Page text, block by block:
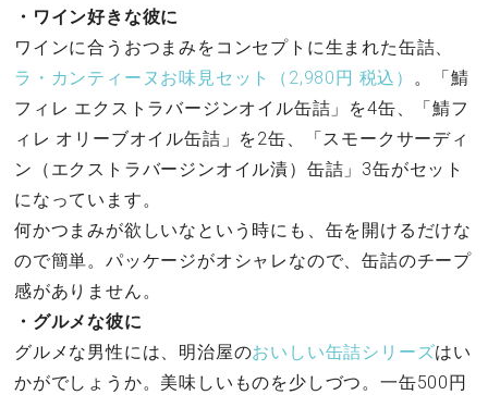
・ワイン好きな彼に
ワインに合うおつまみをコンセプトに生まれた缶詰、
ラ・カンティーヌお味見セット（2,980円 税込） 。「鯖
フィレ エクストラバージンオイル缶詰」を4缶、「鯖フ
ィレ オリーブオイル缶詰」を2缶、「スモークサーディ
ン（エクストラバージンオイル漬）缶詰」3缶がセット
になっています。
何かつまみが欲しいなという時にも、缶を開けるだけな
ので簡単。パッケージがオシャレなので、缶詰のチープ
感がありません。
・グルメな彼に
グルメな男性には、明治屋のおいしい缶詰シリーズはい
かがでしょうか。美味しいものを少しづつ。一缶500円